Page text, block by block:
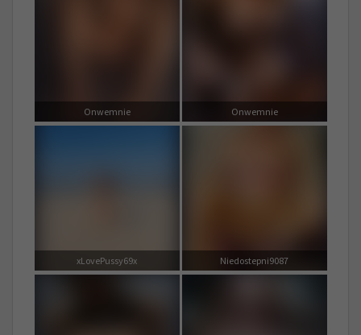
Onwemnie Onwemnie
xLovePussy69x Niedostepni9087